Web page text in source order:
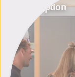
Rezeption